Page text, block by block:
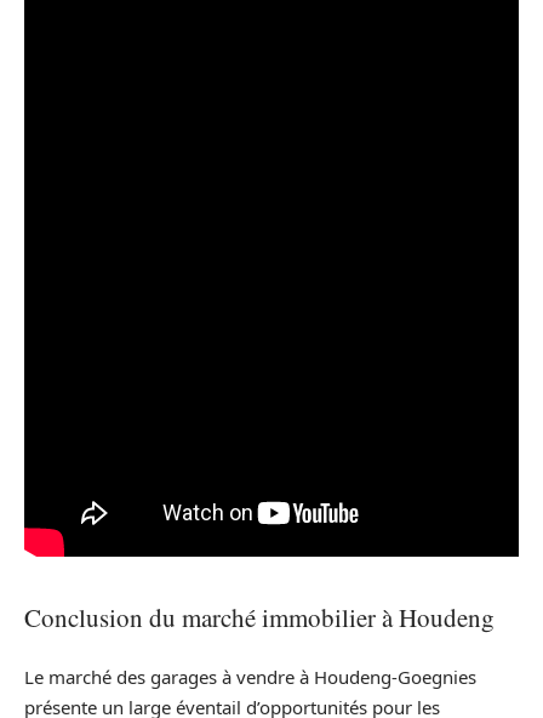
Conclusion du marché immobilier à Houdeng
Le marché des garages à vendre à Houdeng-Goegnies
présente un large éventail d’opportunités pour les